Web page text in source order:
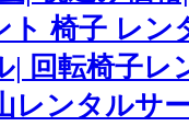
椅子 レン
回転椅子レ
レンタルサ